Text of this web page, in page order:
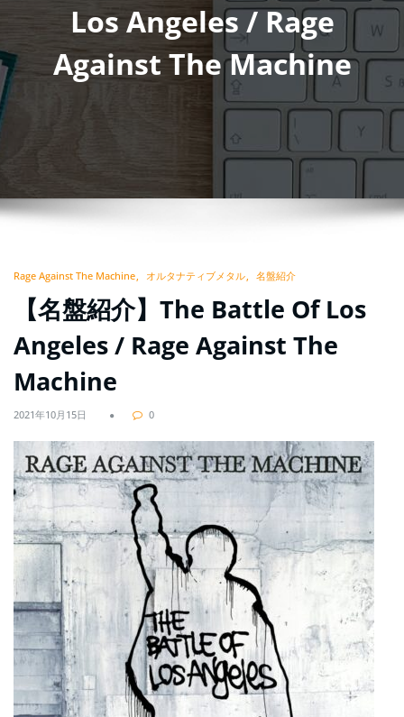
Los Angeles / Rage
Against The Machine
Rage Against The Machine オルタナティブメタル 名盤紹介
【名盤紹介】The Battle Of Los
Angeles / Rage Against The
Machine
2021年10月15日 0